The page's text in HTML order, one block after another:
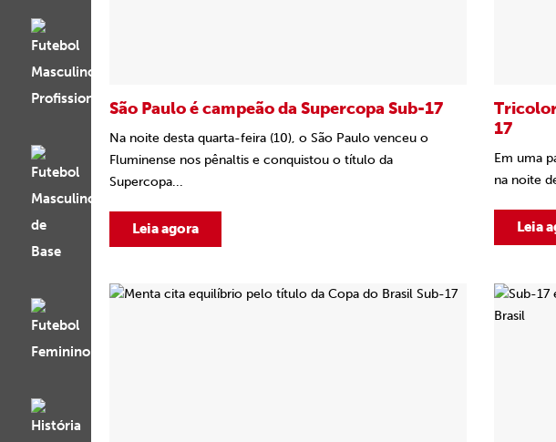
São Paulo é campeão da Supercopa Sub-17
Na noite desta quarta-feira (10), o São Paulo venceu o
Fluminense nos pênaltis e conquistou o título da
Supercopa...
Leia agora
17
Em uma
na noite
Leia